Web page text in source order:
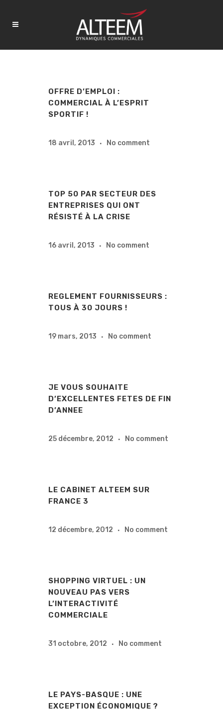
OFFRE D’EMPLOI :
COMMERCIAL À L’ESPRIT
SPORTIF !
18 avril, 2013 No comment
TOP 50 PAR SECTEUR DES
ENTREPRISES QUI ONT
RÉSISTÉ À LA CRISE
16 avril, 2013 No comment
REGLEMENT FOURNISSEURS :
TOUS À 30 JOURS !
19 mars, 2013 No comment
JE VOUS SOUHAITE
D’EXCELLENTES FETES DE FIN
D’ANNEE
25 décembre, 2012 No comment
LE CABINET ALTEEM SUR
FRANCE 3
12 décembre, 2012 No comment
SHOPPING VIRTUEL : UN
NOUVEAU PAS VERS
L’INTERACTIVITÉ
COMMERCIALE
31 octobre, 2012 No comment
LE PAYS-BASQUE : UNE
EXCEPTION ÉCONOMIQUE ?